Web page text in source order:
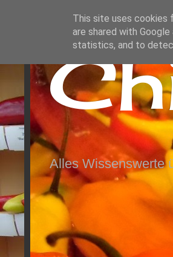
Alles Wissenswerte
This site uses cookies
are shared with
statistics, and to